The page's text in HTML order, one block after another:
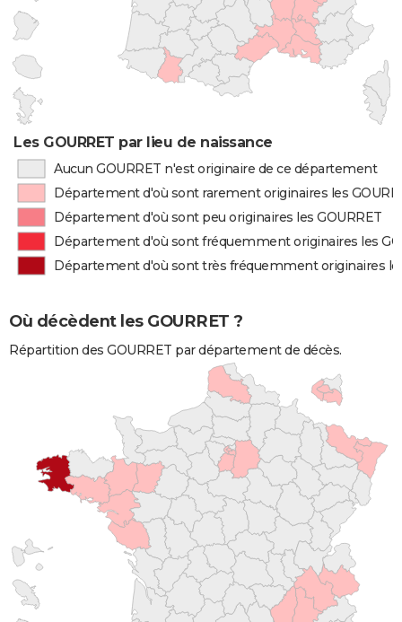
Les GOURRET par lieu de naissance
Aucun GOURRET n'est originaire de ce département
Département d'où sont rarement originaires les
Département d'où sont peu originaires les GOURRET
Département d'où sont fréquemment originaires les
Département d'où sont très fréquemment originaires
Où décèdent les GOURRET ?
Répartition des GOURRET par département de décès.